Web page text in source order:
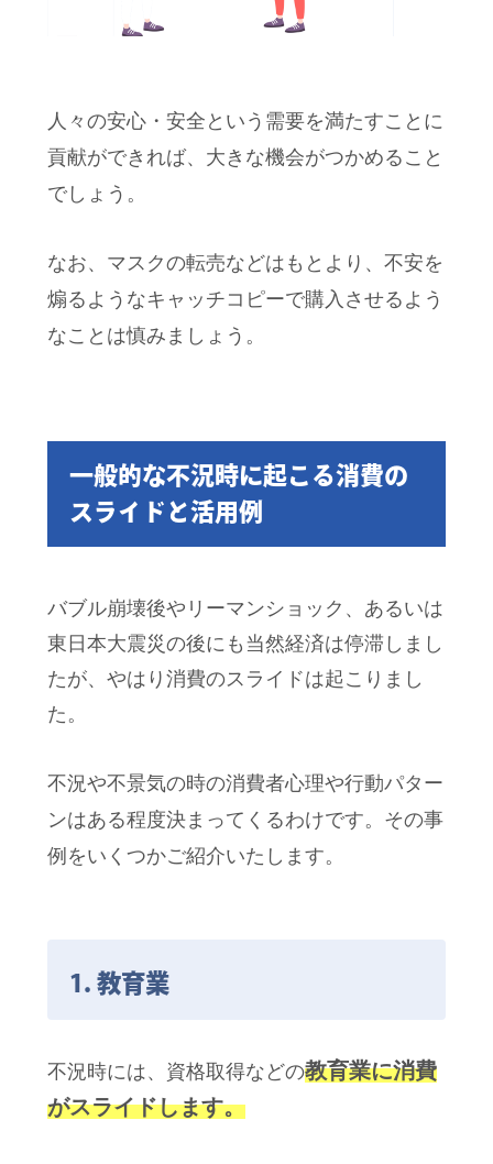
人々の安心・安全という需要を満たすことに
貢献ができれば、大きな機会がつかめること
でしょう。
なお、マスクの転売などはもとより、不安を
煽るようなキャッチコピーで購入させるよう
なことは慎みましょう。
一般的な不況時に起こる消費の
スライドと活用例
バブル崩壊後やリーマンショック、あるいは
東日本大震災の後にも当然経済は停滞しまし
たが、やはり消費のスライドは起こりまし
た。
不況や不景気の時の消費者心理や行動パター
ンはある程度決まってくるわけです。その事
例をいくつかご紹介いたします。
1. 教育業
不況時には、資格取得などの教育業に消費
がスライドします。